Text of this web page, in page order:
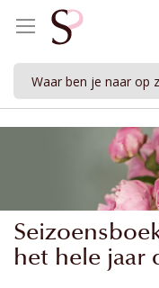
het hele jaar